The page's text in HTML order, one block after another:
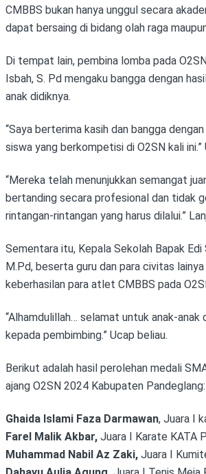
CMBBS bukan hanya unggul secara
dapat bersaing di bidang olah raga
Di tempat lain, pembina lomba pada
Isbah, S. Pd mengaku bangga dengan
anak didiknya.
“Saya berterima kasih dan bangga
siswa yang berkompetisi di O2SN kali ini.”
“Mereka telah menunjukkan semangat
bertanding secara profesional dan tidak
rintangan-rintangan yang harus dilalui.”
Sementara itu, Kepala Sekolah Bapak Edi
M.Pd, beserta guru dan para civitas
keberhasilan para atlet CMBBS pada
“Alhamdulillah… selamat untuk anak-anak
kepada pembimbing.” Ucap beliau.
Berikut adalah hasil perolehan medali
ajang O2SN 2024 Kabupaten Pandeglang:
Ghaida Islami Faza Darmawan, Juara I
Farel Malik Akbar, Juara I Karate KATA
Muhammad Nabil Az Zaki, Juara I